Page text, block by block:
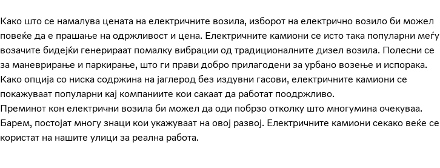
Како што се намалува цената на електричните возила, изборот на електрично возило би можел
повеќе да е прашање на одржливост и цена. Електричните камиони се исто така популарни меѓу
возачите бидејќи генерираат помалку вибрации од традиционалните дизел возила. Полесни се
за маневрирање и паркирање, што ги прави добро прилагодени за урбано возење и испорака.
Како опција со ниска содржина на јаглерод без издувни гасови, електричните камиони се
покажуваат популарни кај компаниите кои сакаат да работат поодржливо.
Преминот кон електрични возила би можел да оди побрзо отколку што многумина очекуваа.
Барем, постојат многу знаци кои укажуваат на овој развој. Електричните камиони секако веќе се
користат на нашите улици за реална работа.